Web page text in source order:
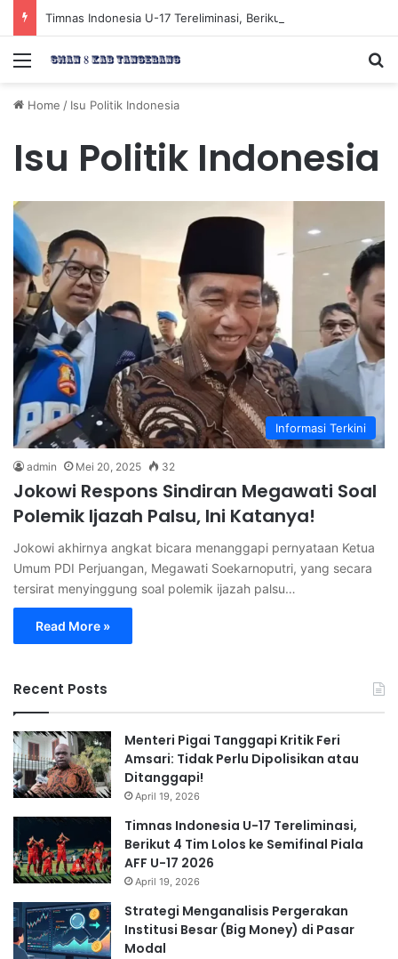
Menu
Home / Isu Politik Indonesia
Isu Politik Indonesia
Informasi Terkini
admin Mei 20, 2025 32
Jokowi Respons Sindiran Megawati Soal
Polemik Ijazah Palsu, Ini Katanya!
Jokowi akhirnya angkat bicara menanggapi pernyataan Ketua
Umum PDI Perjuangan, Megawati Soekarnoputri, yang secara
tersirat menyinggung soal polemik ijazah palsu…
Read More »
Recent Posts
Menteri Pigai Tanggapi Kritik Feri
Amsari: Tidak Perlu Dipolisikan atau
Ditanggapi!
April 19, 2026
Timnas Indonesia U-17 Tereliminasi,
Berikut 4 Tim Lolos ke Semifinal Piala
AFF U-17 2026
April 19, 2026
Strategi Menganalisis Pergerakan
Institusi Besar (Big Money) di Pasar
Modal